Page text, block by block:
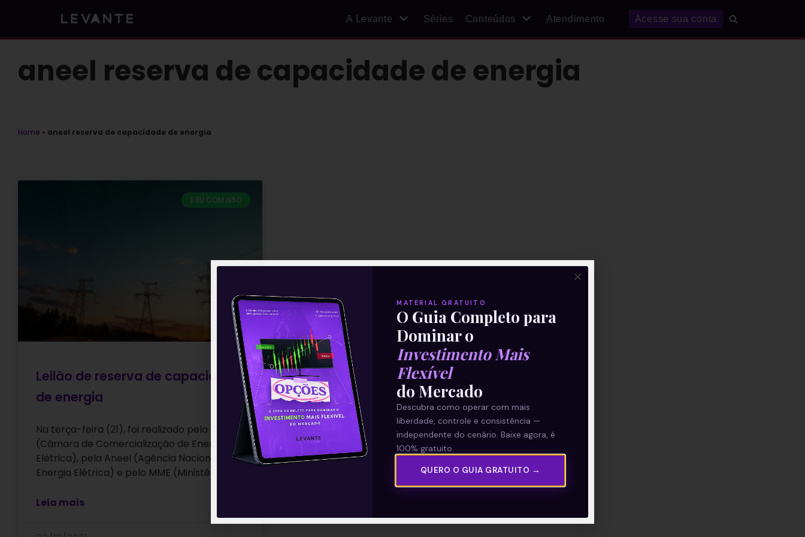
A Levante Séries Conteúdos Atendimento Acesse sua conta
aneel reserva de capacidade de energia
Home » aneel reserva de capacidade de energia
E EU COM ISSO
Leilão de reserva de capacidade
de energia
Na terça-feira (21), foi realizado pela CCEE
(Câmara de Comercialização de Energia
Elétrica), pela Aneel (Agência Nacional de
Energia Elétrica) e pelo MME (Ministério de
Leia mais
MATERIAL GRATUITO
O Guia Completo para
Dominar o
Investimento Mais
Flexível
do Mercado
Descubra como operar com mais
liberdade, controle e consistência —
independente do cenário. Baixe agora, é
100% gratuito.
QUERO O GUIA GRATUITO →